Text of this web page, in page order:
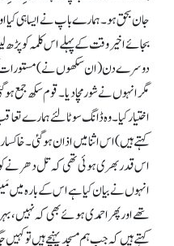
جان بحق ہو۔ ہمارے باپ نے ایسا ہی کیا
بجائے اخیر وقت کے پہلے اس کلمہ کو پڑھ
دوسرے دن (ان سکھوں نے) مستورات
مگر انہوں نے شور مچا دیا۔ قوم سکھ
اختیار کیا۔ وہ ڈانگ سوٹا لئے ہمارے
کہتے ہیں) اس اثنا میں اذان ہو گئی۔
اس قدر بھری ہوئی تھی کہ تل دھرنے کو
انہوں نے بیان کیا ہے اس کے بارہ میں
تھے اور پھر احمدی ہوئے بھی کہ نہیں،
کہتے ہیں کہ جب ہم مسجد پہنچے ہیں تو